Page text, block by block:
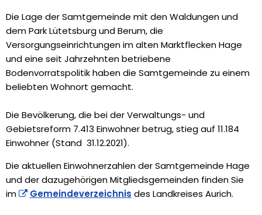
Die Lage der Samtgemeinde mit den Waldungen und
dem Park Lütetsburg und Berum, die
Versorgungseinrichtungen im alten Marktflecken Hage
und eine seit Jahrzehnten betriebene
Bodenvorratspolitik haben die Samtgemeinde zu einem
beliebten Wohnort gemacht.
Die Bevölkerung, die bei der Verwaltungs- und
Gebietsreform 7.413 Einwohner betrug, stieg auf 11.184
Einwohner (Stand 31.12.2021).
Die aktuellen Einwohnerzahlen der Samtgemeinde Hage
und der dazugehörigen Mitgliedsgemeinden finden Sie
im
Gemeindeverzeichnis des Landkreises Aurich.